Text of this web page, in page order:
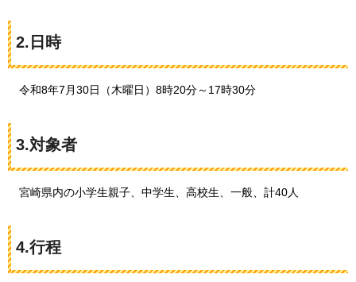
2.日時
令和8年7月30日（木曜日）8時20分～17時30分
3.対象者
宮崎県内の小学生親子、中学生、高校生、一般、計40人
4.行程